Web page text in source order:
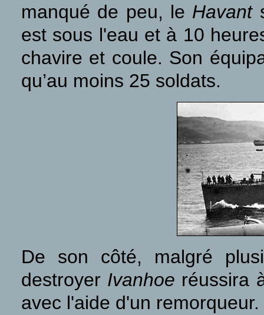
manqué de peu, le Havant
est sous l'eau et à 10
chavire et coule. Son
qu’au moins 25 soldats.
De son côté, malgré
destroyer Ivanhoe réussira
avec l'aide d'un remorqueur.